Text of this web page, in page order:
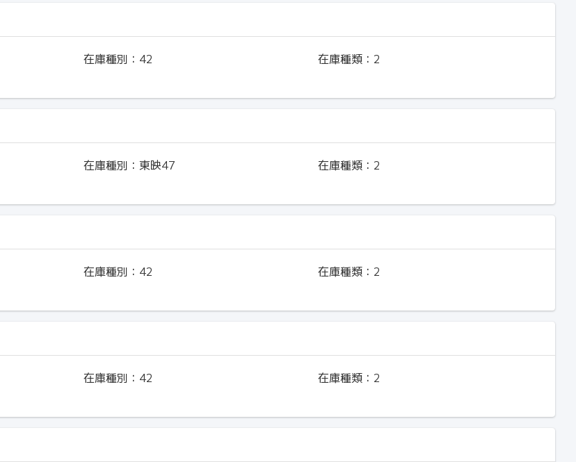
在庫種別： 42 在庫種類： 2
在庫種別：東映47 在庫種類： 2
在庫種別： 42 在庫種類： 2
在庫種別： 42 在庫種類： 2